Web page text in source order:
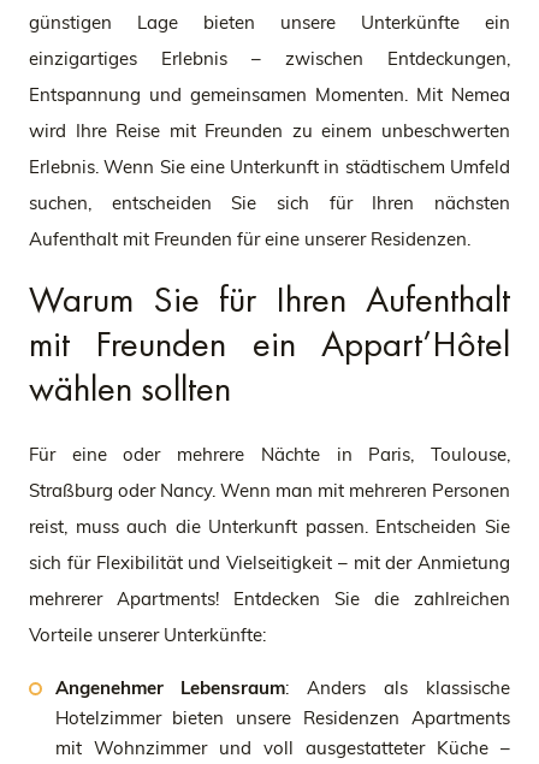
günstigen Lage bieten unsere Unterkünfte ein
einzigartiges Erlebnis – zwischen Entdeckungen,
Entspannung und gemeinsamen Momenten. Mit Nemea
wird Ihre Reise mit Freunden zu einem unbeschwerten
Erlebnis. Wenn Sie eine Unterkunft in städtischem Umfeld
suchen, entscheiden Sie sich für Ihren nächsten
Aufenthalt mit Freunden für eine unserer Residenzen.
Warum Sie für Ihren Aufenthalt
mit Freunden ein Appart’Hôtel
wählen sollten
Für eine oder mehrere Nächte in Paris, Toulouse,
Straßburg oder Nancy. Wenn man mit mehreren Personen
reist, muss auch die Unterkunft passen. Entscheiden Sie
sich für Flexibilität und Vielseitigkeit – mit der Anmietung
mehrerer Apartments! Entdecken Sie die zahlreichen
Vorteile unserer Unterkünfte:
Angenehmer Lebensraum: Anders als klassische
Hotelzimmer bieten unsere Residenzen Apartments
mit Wohnzimmer und voll ausgestatteter Küche –